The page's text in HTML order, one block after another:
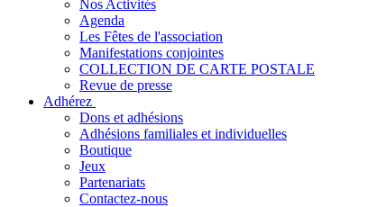
Nos Activités
Agenda
Les Fêtes de l'association
Manifestations conjointes
COLLECTION DE CARTE POSTALE
Revue de presse
Adhérez
Dons et adhésions
Adhésions familiales et individuelles
Boutique
Jeux
Partenariats
Contactez-nous